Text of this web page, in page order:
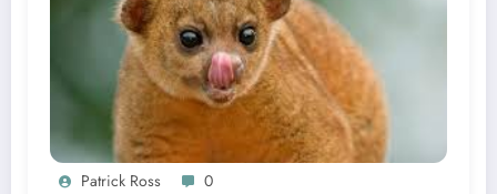
Patrick Ross 0